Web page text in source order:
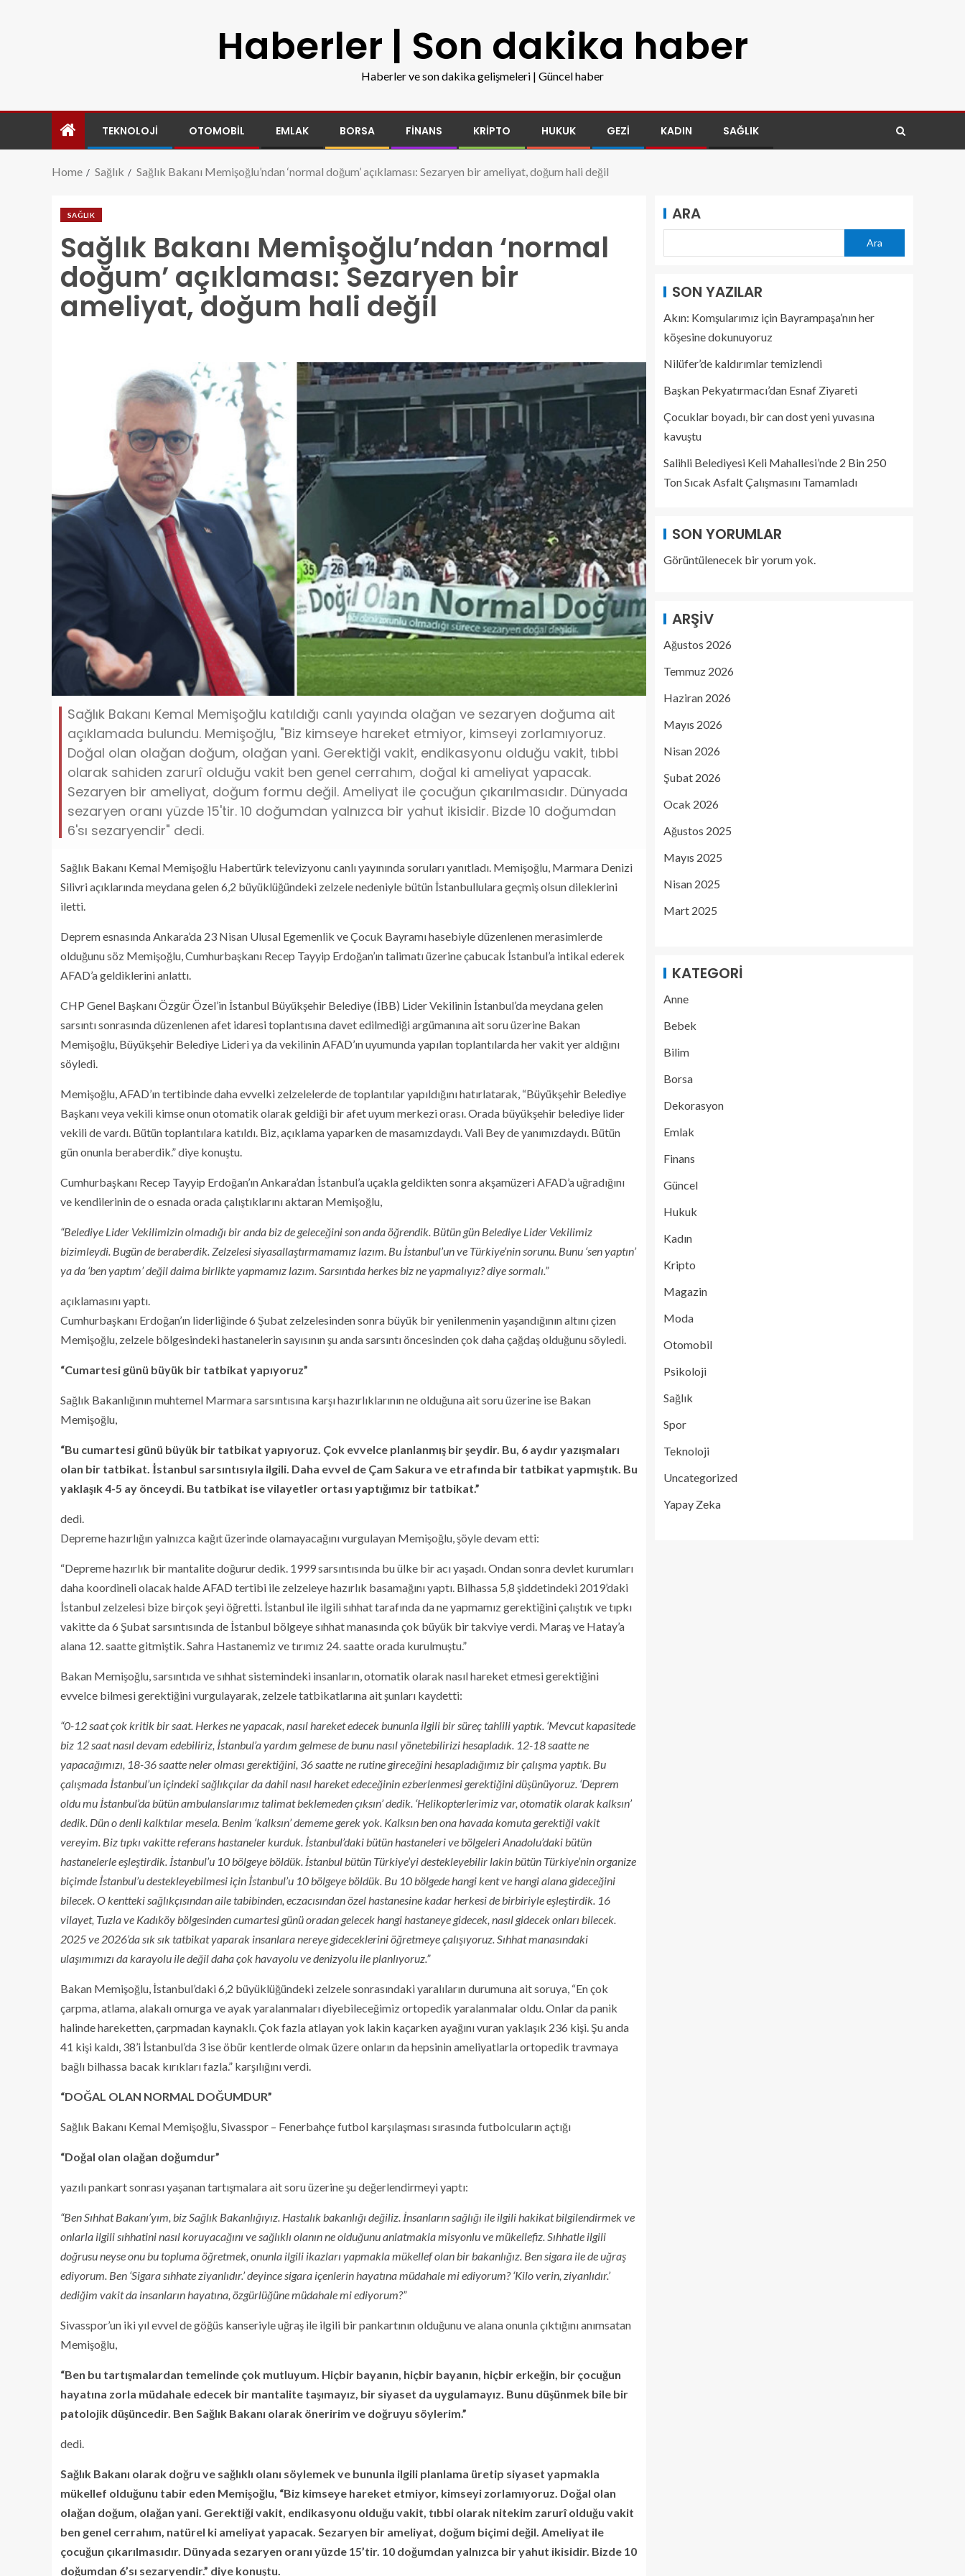
Haberler | Son dakika haber
Haberler ve son dakika gelişmeleri | Güncel haber
TEKNOLOJI OTOMOBIL EMLAK BORSA FINANS KRIPTO HUKUK GEZI KADIN SAĞLIK
Home Sağlık Sağlık Bakanı Memişoğlu’ndan ‘normal doğum’ açıklaması: Sezaryen bir ameliyat, doğum hali değil
SAĞLIK
Sağlık Bakanı Memişoğlu’ndan ‘normal
doğum’ açıklaması: Sezaryen bir
ameliyat, doğum hali değil
Sağlık Bakanı Kemal Memişoğlu katıldığı canlı yayında olağan ve sezaryen doğuma ait
açıklamada bulundu. Memişoğlu, "Biz kimseye hareket etmiyor, kimseyi zorlamıyoruz.
Doğal olan olağan doğum, olağan yani. Gerektiği vakit, endikasyonu olduğu vakit, tıbbi
olarak sahiden zarurî olduğu vakit ben genel cerrahım, doğal ki ameliyat yapacak.
Sezaryen bir ameliyat, doğum formu değil. Ameliyat ile çocuğun çıkarılmasıdır. Dünyada
sezaryen oranı yüzde 15'tir. 10 doğumdan yalnızca bir yahut ikisidir. Bizde 10 doğumdan
6'sı sezaryendir" dedi.
Sağlık Bakanı Kemal Memişoğlu Habertürk televizyonu canlı yayınında soruları yanıtladı. Memişoğlu, ​Marmara Denizi
Silivri açıklarında meydana gelen 6,2 büyüklüğündeki zelzele nedeniyle bütün İstanbullulara geçmiş olsun dileklerini
iletti.
Deprem esnasında Ankara’da 23 Nisan Ulusal Egemenlik ve Çocuk Bayramı hasebiyle düzenlenen merasimlerde
olduğunu söz Memişoğlu, Cumhurbaşkanı Recep Tayyip Erdoğan’ın talimatı üzerine çabucak İstanbul’a intikal ederek
AFAD’a geldiklerini anlattı.
CHP Genel Başkanı Özgür Özel’in İstanbul Büyükşehir Belediye (İBB) Lider Vekilinin İstanbul’da meydana gelen
sarsıntı sonrasında düzenlenen afet idaresi toplantısına davet edilmediği argümanına ait soru üzerine Bakan
Memişoğlu, Büyükşehir Belediye Lideri ya da vekilinin AFAD’ın uyumunda yapılan toplantılarda her vakit yer aldığını
söyledi.
Memişoğlu, AFAD’ın tertibinde daha evvelki zelzelelerde de toplantılar yapıldığını hatırlatarak, “Büyükşehir Belediye
Başkanı veya vekili kimse onun otomatik olarak geldiği bir afet uyum merkezi orası. Orada büyükşehir belediye lider
vekili de vardı. Bütün toplantılara katıldı. Biz, açıklama yaparken de masamızdaydı. Vali Bey de yanımızdaydı. Bütün
gün onunla beraberdik.” diye konuştu.
Cumhurbaşkanı Recep Tayyip Erdoğan’ın Ankara’dan İstanbul’a uçakla geldikten sonra akşamüzeri AFAD’a uğradığını
ve kendilerinin de o esnada orada çalıştıklarını aktaran Memişoğlu,
“Belediye Lider Vekilimizin olmadığı bir anda biz de geleceğini son anda öğrendik. Bütün gün Belediye Lider Vekilimiz
bizimleydi. Bugün de beraberdik. Zelzelesi siyasallaştırmamamız lazım. Bu İstanbul’un ve Türkiye’nin sorunu. Bunu ‘sen yaptın’
ya da ‘ben yaptım’ değil daima birlikte yapmamız lazım. Sarsıntıda herkes biz ne yapmalıyız? diye sormalı.”
açıklamasını yaptı.
Cumhurbaşkanı Erdoğan’ın liderliğinde 6 Şubat zelzelesinden sonra büyük bir yenilenmenin yaşandığının altını çizen
Memişoğlu, zelzele bölgesindeki hastanelerin sayısının şu anda sarsıntı öncesinden çok daha çağdaş olduğunu söyledi.
“Cumartesi günü büyük bir tatbikat yapıyoruz”
Sağlık Bakanlığının muhtemel Marmara sarsıntısına karşı hazırlıklarının ne olduğuna ait soru üzerine ise Bakan
Memişoğlu,
“Bu cumartesi günü büyük bir tatbikat yapıyoruz. Çok evvelce planlanmış bir şeydir. Bu, 6 aydır yazışmaları
olan bir tatbikat. İstanbul sarsıntısıyla ilgili. Daha evvel de Çam Sakura ve etrafında bir tatbikat yapmıştık. Bu
yaklaşık 4-5 ay önceydi. Bu tatbikat ise vilayetler ortası yaptığımız bir tatbikat.”
dedi.
Depreme hazırlığın yalnızca kağıt üzerinde olamayacağını vurgulayan Memişoğlu, şöyle devam etti:
“Depreme hazırlık bir mantalite doğurur dedik. 1999 sarsıntısında bu ülke bir acı yaşadı. Ondan sonra devlet kurumları
daha koordineli olacak halde AFAD tertibi ile zelzeleye hazırlık basamağını yaptı. Bilhassa 5,8 şiddetindeki 2019’daki
İstanbul zelzelesi bize birçok şeyi öğretti. İstanbul ile ilgili sıhhat tarafında da ne yapmamız gerektiğini çalıştık ve tıpkı
vakitte da 6 Şubat sarsıntısında de İstanbul bölgeye sıhhat manasında çok büyük bir takviye verdi. Maraş ve Hatay’a
alana 12. saatte gitmiştik. Sahra Hastanemiz ve tırımız 24. saatte orada kurulmuştu.”
Bakan Memişoğlu, sarsıntıda ve sıhhat sistemindeki insanların, otomatik olarak nasıl hareket etmesi gerektiğini
evvelce bilmesi gerektiğini vurgulayarak, zelzele tatbikatlarına ait şunları kaydetti:
“0-12 saat çok kritik bir saat. Herkes ne yapacak, nasıl hareket edecek bununla ilgili bir süreç tahlili yaptık. ‘Mevcut kapasitede
biz 12 saat nasıl devam edebiliriz, İstanbul’a yardım gelmese de bunu nasıl yönetebilirizi hesapladık. 12-18 saatte ne
yapacağımızı, 18-36 saatte neler olması gerektiğini, 36 saatte ne rutine gireceğini hesapladığımız bir çalışma yaptık. Bu
çalışmada İstanbul’un içindeki sağlıkçılar da dahil nasıl hareket edeceğinin ezberlenmesi gerektiğini düşünüyoruz. ‘Deprem
oldu mu İstanbul’da bütün ambulanslarımız talimat beklemeden çıksın’ dedik. ‘Helikopterlerimiz var, otomatik olarak kalksın’
dedik. Dün o denli kalktılar mesela. Benim ‘kalksın’ dememe gerek yok. Kalksın ben ona havada komuta gerektiği vakit
vereyim. Biz tıpkı vakitte referans hastaneler kurduk. İstanbul’daki bütün hastaneleri ve bölgeleri Anadolu’daki bütün
hastanelerle eşleştirdik. İstanbul’u 10 bölgeye böldük. İstanbul bütün Türkiye’yi destekleyebilir lakin bütün Türkiye’nin organize
biçimde İstanbul’u destekleyebilmesi için İstanbul’u 10 bölgeye böldük. Bu 10 bölgede hangi kent ve hangi alana gideceğini
bilecek. O kentteki sağlıkçısından aile tabibinden, eczacısından özel hastanesine kadar herkesi de birbiriyle eşleştirdik. 16
vilayet, Tuzla ve Kadıköy bölgesinden cumartesi günü oradan gelecek hangi hastaneye gidecek, nasıl gidecek onları bilecek.
2025 ve 2026’da sık sık tatbikat yaparak insanlara nereye gideceklerini öğretmeye çalışıyoruz. Sıhhat manasındaki
ulaşımımızı da karayolu ile değil daha çok havayolu ve denizyolu ile planlıyoruz.”
Bakan Memişoğlu, İstanbul’daki 6,2 büyüklüğündeki zelzele sonrasındaki yaralıların durumuna ait soruya, “En çok
çarpma, atlama, alakalı omurga ve ayak yaralanmaları diyebileceğimiz ortopedik yaralanmalar oldu. Onlar da panik
halinde hareketten, çarpmadan kaynaklı. Çok fazla atlayan yok lakin kaçarken ayağını vuran yaklaşık 236 kişi. Şu anda
41 kişi kaldı, 38’i İstanbul’da 3 ise öbür kentlerde olmak üzere onların da hepsinin ameliyatlarla ortopedik travmaya
bağlı bilhassa bacak kırıkları fazla.” karşılığını verdi.
“DOĞAL OLAN NORMAL DOĞUMDUR”
Sağlık Bakanı Kemal Memişoğlu, Sivasspor – Fenerbahçe futbol karşılaşması sırasında futbolcuların açtığı
“Doğal olan olağan doğumdur”
yazılı pankart sonrası yaşanan tartışmalara ait soru üzerine şu değerlendirmeyi yaptı:
“Ben Sıhhat Bakanı’yım, biz Sağlık Bakanlığıyız. Hastalık bakanlığı değiliz. İnsanların sağlığı ile ilgili hakikat bilgilendirmek ve
onlarla ilgili sıhhatini nasıl koruyacağını ve sağlıklı olanın ne olduğunu anlatmakla misyonlu ve mükellefiz. Sıhhatle ilgili
doğrusu neyse onu bu topluma öğretmek, onunla ilgili ikazları yapmakla mükellef olan bir bakanlığız. Ben sigara ile de uğraş
ediyorum. Ben ‘Sigara sıhhate ziyanlıdır.’ deyince sigara içenlerin hayatına müdahale mi ediyorum? ‘Kilo verin, ziyanlıdır.’
dediğim vakit da insanların hayatına, özgürlüğüne müdahale mi ediyorum?”
Sivasspor’un iki yıl evvel de göğüs kanseriyle uğraş ile ilgili bir pankartının olduğunu ve alana onunla çıktığını anımsatan
Memişoğlu,
“Ben bu tartışmalardan temelinde çok mutluyum. Hiçbir bayanın, hiçbir bayanın, hiçbir erkeğin, bir çocuğun
hayatına zorla müdahale edecek bir mantalite taşımayız, bir siyaset da uygulamayız. Bunu düşünmek bile bir
patolojik düşüncedir. Ben Sağlık Bakanı olarak öneririm ve doğruyu söylerim.”
dedi.
Sağlık Bakanı olarak doğru ve sağlıklı olanı söylemek ve bununla ilgili planlama üretip siyaset yapmakla
mükellef olduğunu tabir eden Memişoğlu, “Biz kimseye hareket etmiyor, kimseyi zorlamıyoruz. Doğal olan
olağan doğum, olağan yani. Gerektiği vakit, endikasyonu olduğu vakit, tıbbi olarak nitekim zarurî olduğu vakit
ben genel cerrahım, natürel ki ameliyat yapacak. Sezaryen bir ameliyat, doğum biçimi değil. Ameliyat ile
çocuğun çıkarılmasıdır. Dünyada sezaryen oranı yüzde 15’tir. 10 doğumdan yalnızca bir yahut ikisidir. Bizde 10
doğumdan 6’sı sezaryendir.” diye konuştu.
ARA
Ara
SON YAZILAR
Akın: Komşularımız için Bayrampaşa’nın her
köşesine dokunuyoruz
Nilüfer’de kaldırımlar temizlendi
Başkan Pekyatırmacı’dan Esnaf Ziyareti
Çocuklar boyadı, bir can dost yeni yuvasına
kavuştu
Salihli Belediyesi Keli Mahallesi’nde 2 Bin 250
Ton Sıcak Asfalt Çalışmasını Tamamladı
SON YORUMLAR
Görüntülenecek bir yorum yok.
ARŞIV
Ağustos 2026
Temmuz 2026
Haziran 2026
Mayıs 2026
Nisan 2026
Şubat 2026
Ocak 2026
Ağustos 2025
Mayıs 2025
Nisan 2025
Mart 2025
KATEGORI
Anne
Bebek
Bilim
Borsa
Dekorasyon
Emlak
Finans
Güncel
Hukuk
Kadın
Kripto
Magazin
Moda
Otomobil
Psikoloji
Sağlık
Spor
Teknoloji
Uncategorized
Yapay Zeka